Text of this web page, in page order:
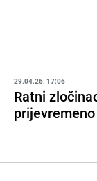
29.04.26. 17:06
Ratni